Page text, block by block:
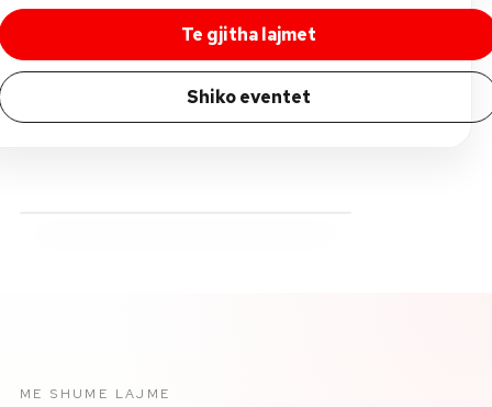
Te gjitha lajmet
Shiko eventet
ME SHUME LAJME